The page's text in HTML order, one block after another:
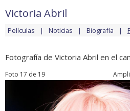
Victoria Abril
Películas Noticias Biografía
Fotografía de Victoria Abril en el
Foto 17 de 19